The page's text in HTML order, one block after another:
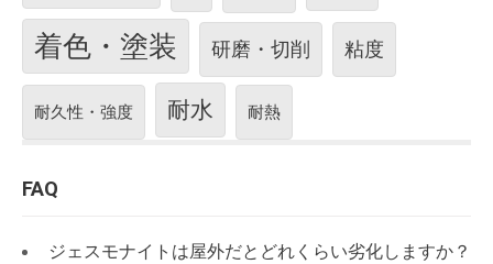
着色・塗装 研磨・切削 粘度
耐久性・強度 耐水 耐熱
FAQ
ジェスモナイトは屋外だとどれくらい劣化しますか？